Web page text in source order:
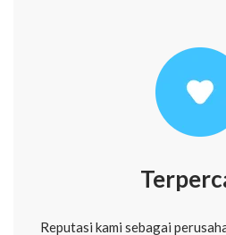
Reputasi kami sebagai